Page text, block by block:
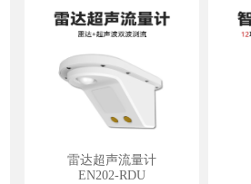
雷达超声流量计
EN202-RDU